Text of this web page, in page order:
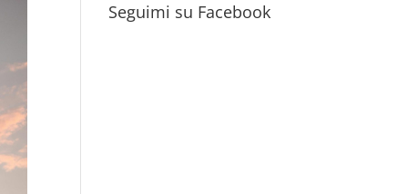
Seguimi su Facebook